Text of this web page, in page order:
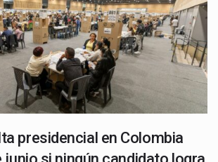
presidencial en Colombia